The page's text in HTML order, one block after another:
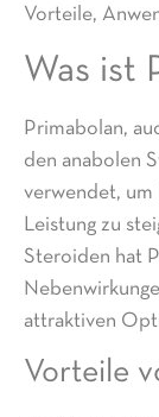
Vorteile,
Was ist
Primabolan,
den anabolen
verwendet, um
Leistung zu
Steroiden hat
attraktiven
Vorteile